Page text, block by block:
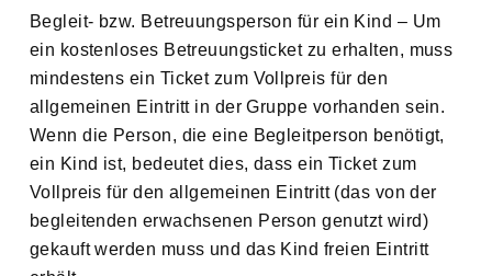
Begleit- bzw. Betreuungsperson für ein Kind – Um
ein kostenloses Betreuungsticket zu erhalten, muss
mindestens ein Ticket zum Vollpreis für den
allgemeinen Eintritt in der Gruppe vorhanden sein.
Wenn die Person, die eine Begleitperson benötigt,
ein Kind ist, bedeutet dies, dass ein Ticket zum
Vollpreis für den allgemeinen Eintritt (das von der
begleitenden erwachsenen Person genutzt wird)
gekauft werden muss und das Kind freien Eintritt